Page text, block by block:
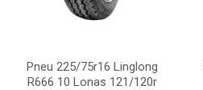
Pneu 225/75r16 Linglong
R666 10 Lonas 121/120r